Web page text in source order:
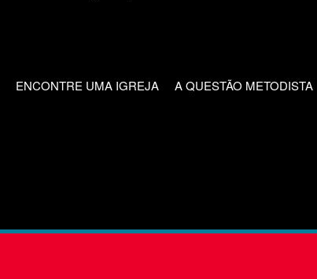
ENCONTRE UMA IGREJA A QUESTÃO METODISTA